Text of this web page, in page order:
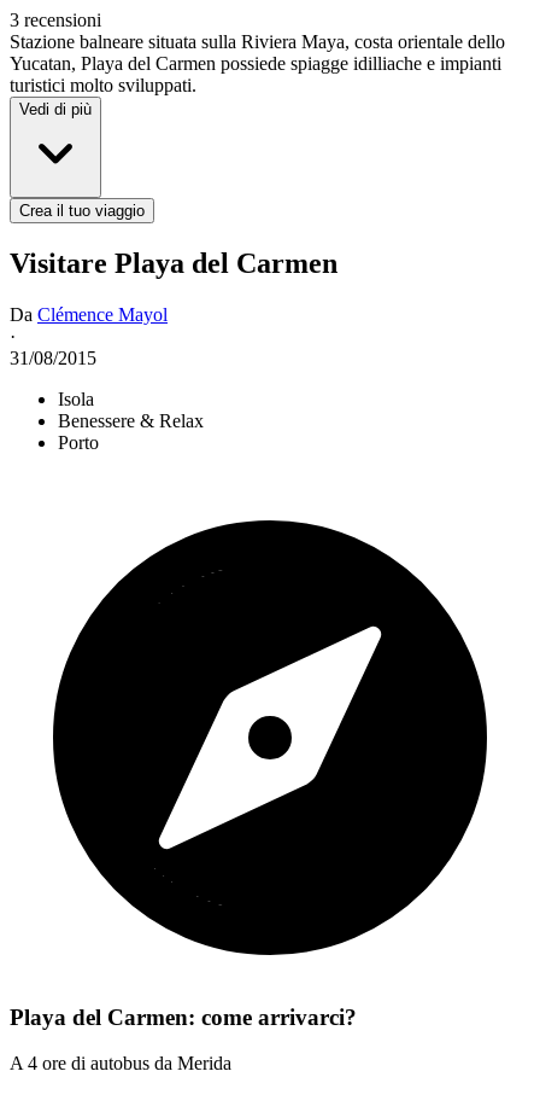
3 recensioni
Stazione balneare situata sulla Riviera Maya, costa orientale dello
Yucatan, Playa del Carmen possiede spiagge idilliache e impianti
turistici molto sviluppati.
Vedi di più
Crea il tuo viaggio
Visitare Playa del Carmen
Da Clémence Mayol
·
31/08/2015
Isola
Benessere & Relax
Porto
Playa del Carmen: come arrivarci?
A 4 ore di autobus da Merida